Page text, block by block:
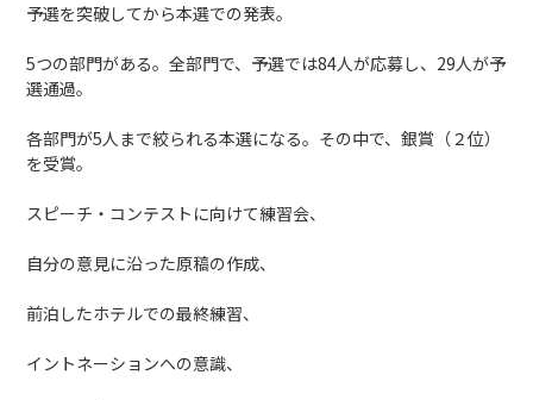
予選を突破してから本選での発表。
5つの部門がある。全部門で、予選では84人が応募し、29人が予
選通過。
各部門が5人まで絞られる本選になる。その中で、銀賞（２位）
を受賞。
スピーチ・コンテストに向けて練習会、
自分の意見に沿った原稿の作成、
前泊したホテルでの最終練習、
イントネーションへの意識、